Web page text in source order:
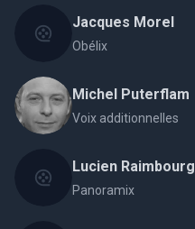
Jacques Morel
Obélix
Michel Puterflam
Voix additionnelles
Lucien Raimbourg
Panoramix